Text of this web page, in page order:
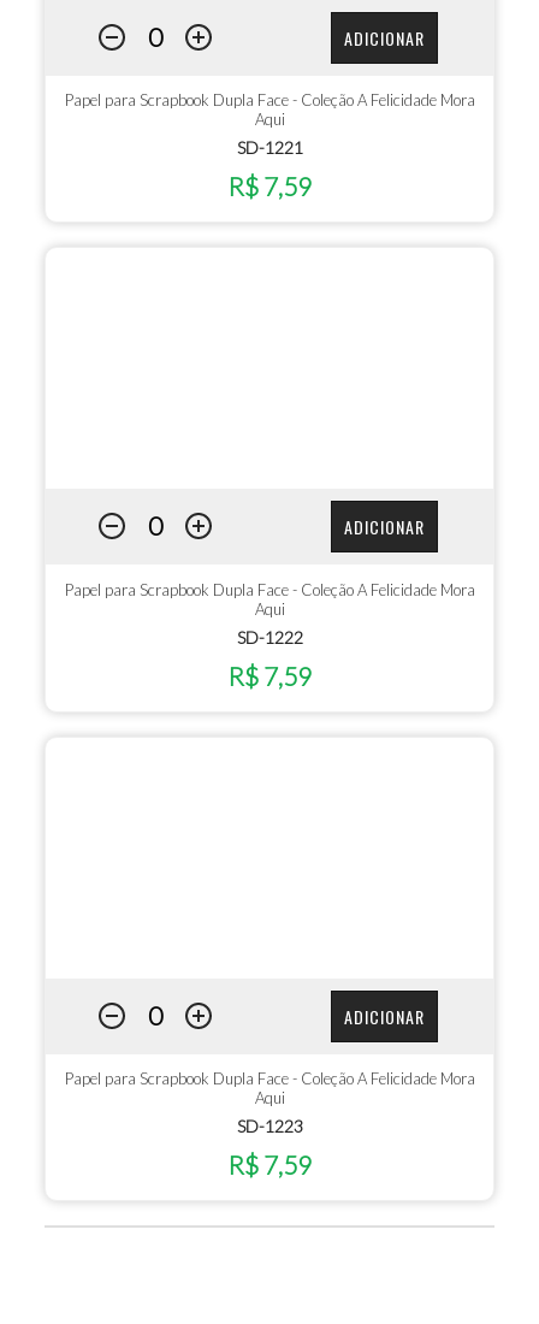
ADICIONAR
Papel para Scrapbook Dupla Face - Coleção A Felicidade Mora
Aqui
SD-1221
R$ 7,59
ADICIONAR
Papel para Scrapbook Dupla Face - Coleção A Felicidade Mora
Aqui
SD-1222
R$ 7,59
ADICIONAR
Papel para Scrapbook Dupla Face - Coleção A Felicidade Mora
Aqui
SD-1223
R$ 7,59